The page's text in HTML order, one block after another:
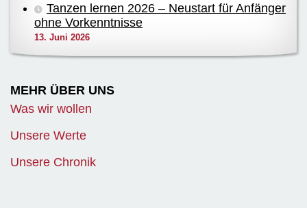
Tanzen lernen 2026 – Neustart für Anfänger
ohne Vorkenntnisse
13. Juni 2026
MEHR ÜBER UNS
Was wir wollen
Unsere Werte
Unsere Chronik